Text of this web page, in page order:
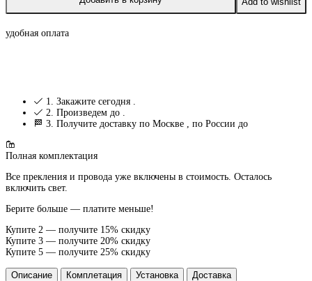
удобная оплата
1. Закажите сегодня
2. Произведем до
3. Получите доставку по Москве
, по России до
Полная комплектация
Все прекления и провода уже включены в стоимость. Осталось
включить свет.
Берите больше — платите меньше!
Купите 2 — получите 15% скидку
Купите 3 — получите 20% скидку
Купите 5 — получите 25% скидку
Описание Комплетация Установка
Доставка